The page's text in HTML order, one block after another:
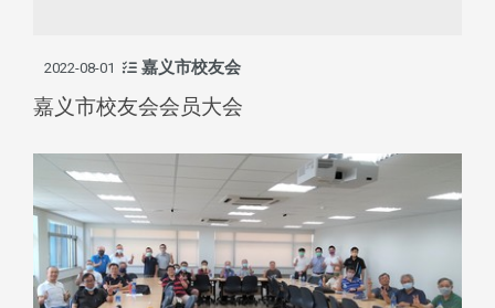
2022-08-01 嘉义市校友会
嘉义市校友会会员大会